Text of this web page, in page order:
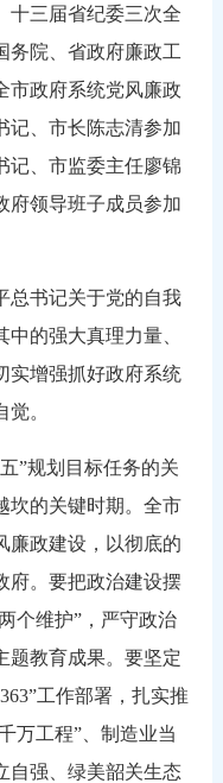
十三届省纪委三次全
务院、省政府廉政工
市政府系统党风廉政
记、市长陈志清参加
记、市监委主任廖锦
府领导班子成员参加
书记关于党的自我
的强大真理力量、
实增强抓好政府系统
。
规划目标任务的关
坎的关键时期。全市
廉政建设，以彻底的
府。要把政治建设摆
个维护”，严守政治
题教育成果。要坚定
工作部署，扎实推
万工程”、制造业当
自强、绿美韶关生态